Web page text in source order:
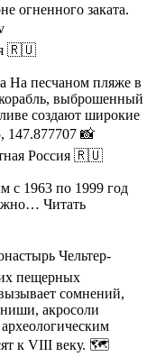
огненного заката.
🇷🇺
На песчаном пляже в
выброшенный
создают широкие
147.877707 📸
Россия 🇷🇺
с 1963 по 1999 год
Читать
Чельтер-
пещерных
сомнений,
акросоли
к VIII веку. 🗺️